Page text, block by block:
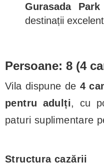
Gurasada Park
destinații
Persoane: 8 (4
Vila dispune de 4
pentru adulți, cu
paturi suplimentare
Structura cazării